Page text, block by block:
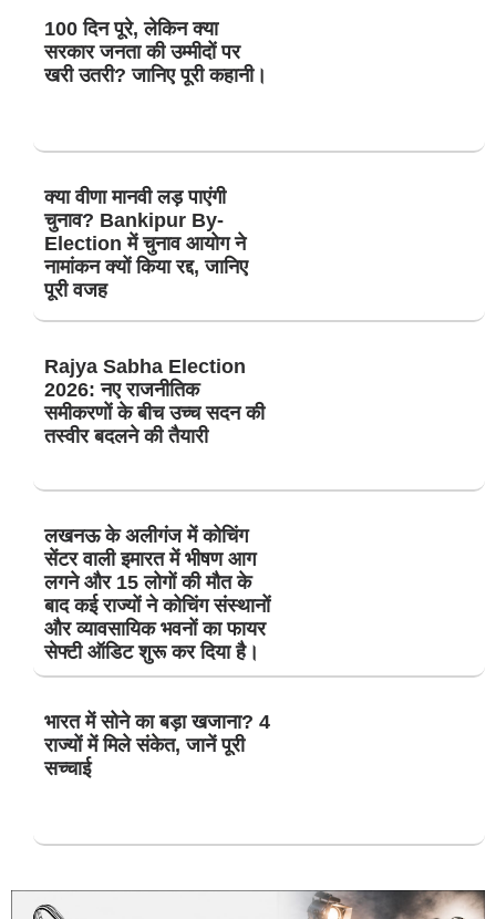
100 दिन पूरे, लेकिन क्या
सरकार जनता की उम्मीदों पर
खरी उतरी? जानिए पूरी कहानी।
क्या वीणा मानवी लड़ पाएंगी
चुनाव? Bankipur By-
Election में चुनाव आयोग ने
नामांकन क्यों किया रद्द, जानिए
पूरी वजह
Rajya Sabha Election
2026: नए राजनीतिक
समीकरणों के बीच उच्च सदन की
तस्वीर बदलने की तैयारी
लखनऊ के अलीगंज में कोचिंग
सेंटर वाली इमारत में भीषण आग
लगने और 15 लोगों की मौत के
बाद कई राज्यों ने कोचिंग संस्थानों
और व्यावसायिक भवनों का फायर
सेफ्टी ऑडिट शुरू कर दिया है।
भारत में सोने का बड़ा खजाना? 4
राज्यों में मिले संकेत, जानें पूरी
सच्चाई